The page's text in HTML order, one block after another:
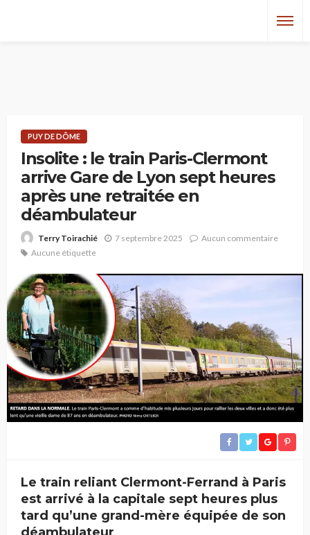
PUY DE DÔME
Insolite : le train Paris-Clermont
arrive Gare de Lyon sept heures
après une retraitée en
déambulateur
Terry Toirachié 7 septembre 2025
Aucun commentaire
Aucune étiquette
Le train reliant Clermont-Ferrand à Paris
est arrivé à la capitale sept heures plus
tard qu’une grand-mère équipée de son